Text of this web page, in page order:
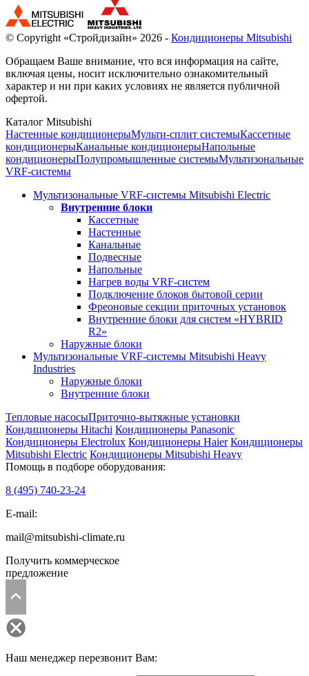
© Copyright «Стройдизайн» 2026 - Кондиционеры Mitsubishi
Обращаем Ваше внимание, что вся информация на сайте,
включая цены, носит исключительно ознакомительный
характер и ни при каких условиях не является публичной
офертой.
Каталог Mitsubishi
Настенные кондиционерыМульти-сплит системыКассетные
кондиционерыКанальные кондиционерыНапольные
кондиционерыПолупромышленные системыМультизональные
VRF-системы
Мультизональные VRF-системы Mitsubishi Electric
Внутренние блоки
Кассетные
Настенные
Канальные
Подвесные
Напольные
Нагрев воды VRF-систем
Подключение блоков бытовой серии
Фреоновые секции приточных установок
Внутренние блоки для систем «HYBRID
R2»
Наружные блоки
Мультизональные VRF-системы Mitsubishi Heavy
Industries
Наружные блоки
Внутренние блоки
Тепловые насосыПриточно-вытяжные установки
Кондиционеры Hitachi Кондиционеры Panasonic
Кондиционеры Electrolux Кондиционеры Haier Кондиционеры
Mitsubishi Electric Кондиционеры Mitsubishi Heavy
Помощь в подборе оборудования:
8 (495) 740-23-24
E-mail:
mail@mitsubishi-climate.ru
Получить коммерческое
предложение
Наш менеджер перезвонит Вам: